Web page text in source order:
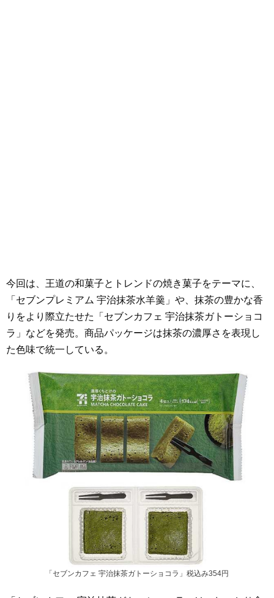
今回は、王道の和菓子とトレンドの焼き菓子をテーマに、
「セブンプレミアム 宇治抹茶水羊羹」や、抹茶の豊かな香
りをより際立たせた「セブンカフェ 宇治抹茶ガトーショコ
ラ」などを発売。商品パッケージは抹茶の濃厚さを表現し
た色味で統一している。
「セブンカフェ 宇治抹茶ガトーショコラ」税込み354円